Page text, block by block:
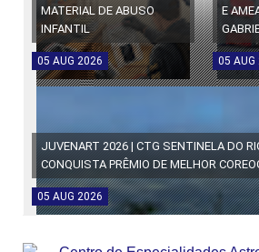
MATERIAL DE ABUSO
INFANTIL
05 AUG 2026
E
05 AUG
JUVENART 2026 | CTG SENTINELA DO
CONQUISTA PRÊMIO DE MELHOR
05 AUG 2026